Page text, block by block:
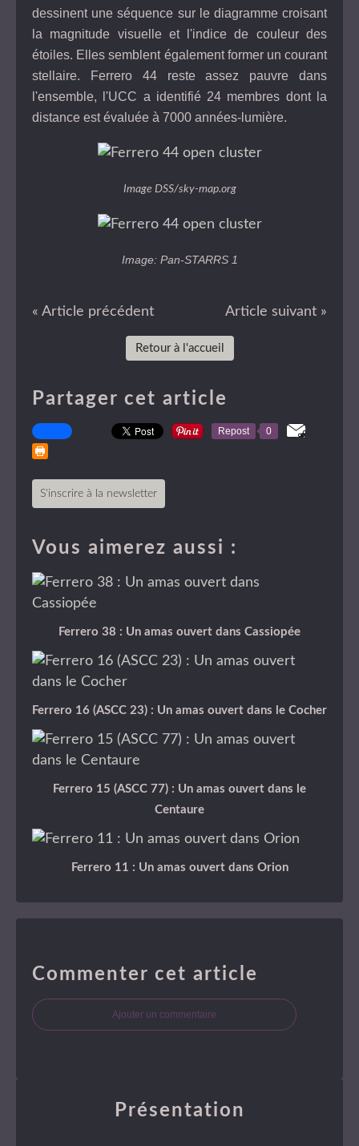
dessinent une séquence sur le diagramme croisant
la magnitude visuelle et l'indice de couleur des
étoiles. Elles semblent également former un courant
stellaire. Ferrero 44 reste assez pauvre dans
l'ensemble, l'UCC a identifié 24 membres dont la
distance est évaluée à 7000 années-lumière.
Image DSS/sky-map.org
Image: Pan-STARRS 1
« Article précédent Article suivant »
Retour à l'accueil
Partager cet article
Repost 0
S'inscrire à la newsletter
Vous aimerez aussi :
Ferrero 38 : Un amas ouvert dans Cassiopée
Ferrero 16 (ASCC 23) : Un amas ouvert dans le Cocher
Ferrero 15 (ASCC 77) : Un amas ouvert dans le
Centaure
Ferrero 11 : Un amas ouvert dans Orion
Commenter cet article
Ajouter un commentaire
Présentation